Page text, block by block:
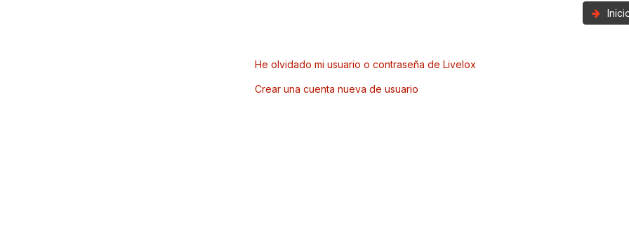
He olvidado mi usuario o contraseña de Livelox
Crear una cuenta nueva de usuario